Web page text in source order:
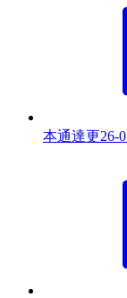
本通達更26-